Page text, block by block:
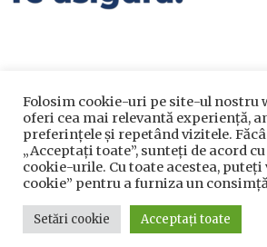
Utile
Utile
Telefoane utile
Folosim cookie-uri pe site-ul nostru
oferi cea mai relevantă experiență,
preferințele și repetând vizitele.
„Acceptați toate”, sunteți de acord
cookie-urile. Cu toate acestea, puteți
cookie” pentru a furniza un
Setări cookie Acceptați toate